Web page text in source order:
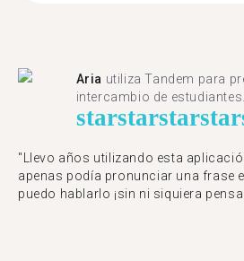
Aria utiliza Tandem para
intercambio de estudiantes.
starstarstarstar
"Llevo años utilizando esta
apenas podía pronunciar una frase
puedo hablarlo ¡sin ni siquiera